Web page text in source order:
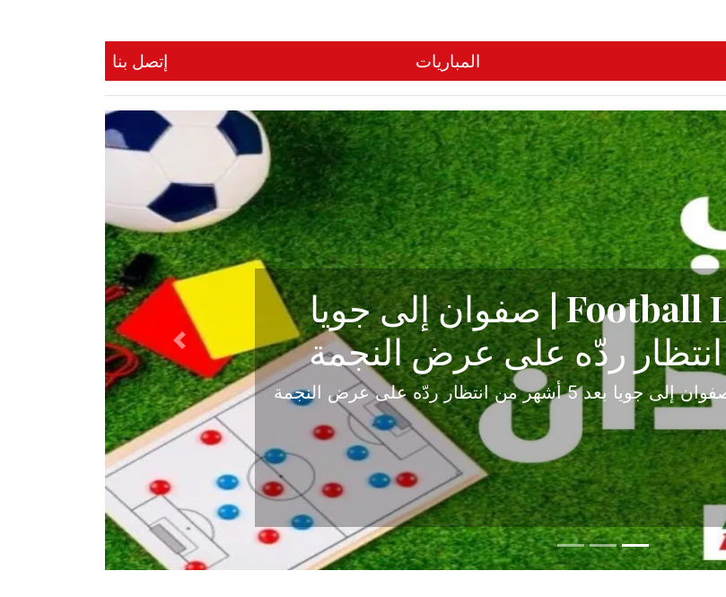
المباريات إتصل بنا
من جبل محسن وتنتهي في
في دوري الدرجة الثانية، نجح الإخاء الأهلي عاليه في
Next